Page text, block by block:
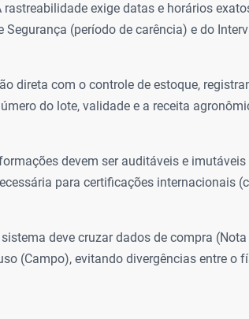
rastreabilidade exige datas e horários
(período de carência) e do
direta com o controle de estoque,
do lote, validade e a receita
devem ser auditáveis e
para certificações internacionais
sistema deve cruzar dados de compra
(Campo), evitando divergências entre o